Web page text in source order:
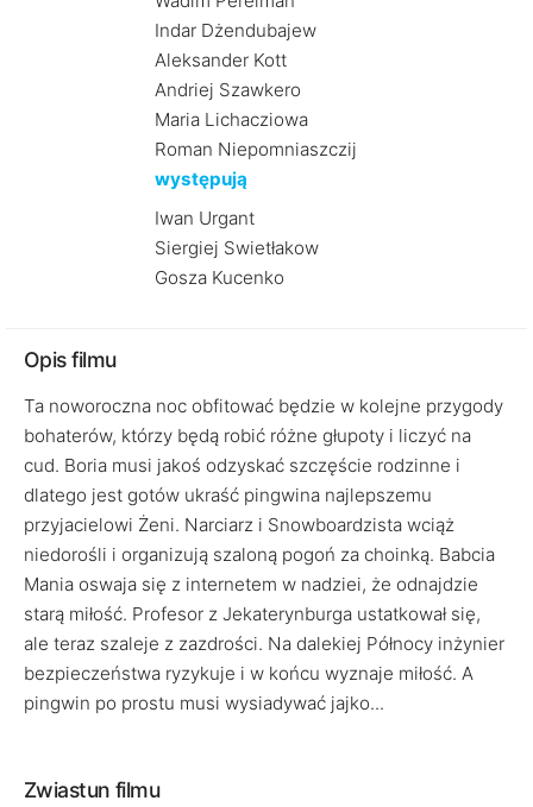
Indar Dżendubajew
Aleksander Kott
Andriej Szawkero
Maria Lichacziowa
Roman Niepomniaszczij
występują
Iwan Urgant
Siergiej Swietłakow
Gosza Kucenko
Opis filmu
Ta noworoczna noc obfitować będzie w kolejne przygody
bohaterów, którzy będą robić różne głupoty i liczyć na
cud. Boria musi jakoś odzyskać szczęście rodzinne i
dlatego jest gotów ukraść pingwina najlepszemu
przyjacielowi Żeni. Narciarz i Snowboardzista wciąż
niedorośli i organizują szaloną pogoń za choinką. Babcia
Mania oswaja się z internetem w nadziei, że odnajdzie
starą miłość. Profesor z Jekaterynburga ustatkował się,
ale teraz szaleje z zazdrości. Na dalekiej Północy inżynier
bezpieczeństwa ryzykuje i w końcu wyznaje miłość. A
pingwin po prostu musi wysiadywać jajko...
Zwiastun filmu